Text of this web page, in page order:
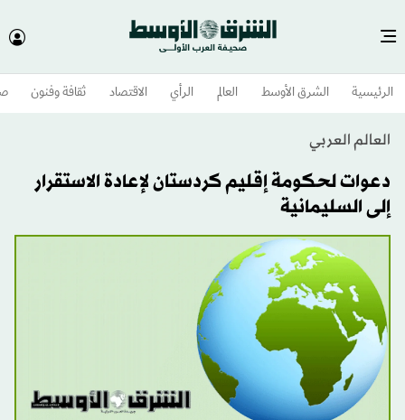
الرئيسية الشرق الأوسط​ العالم الرأي الاقتصاد ثقافة وفنون
العالم العربي
دعوات لحكومة إقليم كردستان لإعادة الاستقرار
إلى السليمانية